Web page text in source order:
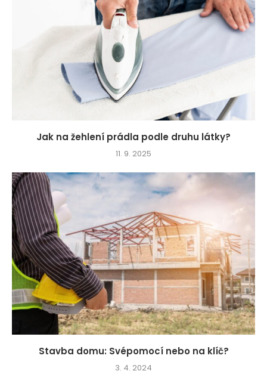
Jak na žehlení prádla podle druhu látky?
11. 9. 2025
Stavba domu: Svépomocí nebo na klíč?
3. 4. 2024